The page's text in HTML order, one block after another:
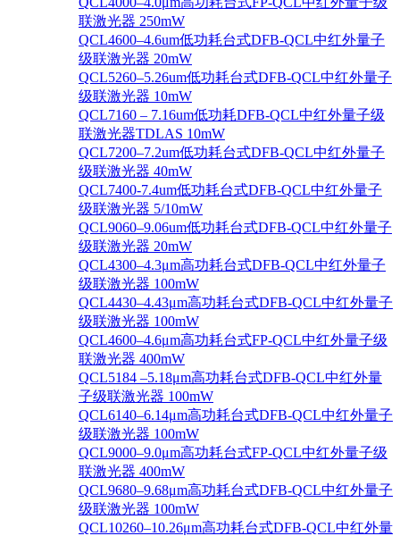
联激光器 250mW
QCL4600–4.6um低功耗台式DFB-QCL中红外量子
级联激光器 20mW
QCL5260–5.26um低功耗台式DFB-QCL中红外量子
级联激光器 10mW
QCL7160 – 7.16um低功耗DFB-QCL中红外量子级
联激光器TDLAS 10mW
QCL7200–7.2um低功耗台式DFB-QCL中红外量子
级联激光器 40mW
QCL7400-7.4um低功耗台式DFB-QCL中红外量子
级联激光器 5/10mW
QCL9060–9.06um低功耗台式DFB-QCL中红外量子
级联激光器 20mW
QCL4300–4.3μm高功耗台式DFB-QCL中红外量子
级联激光器 100mW
QCL4430–4.43μm高功耗台式DFB-QCL中红外量子
级联激光器 100mW
QCL4600–4.6μm高功耗台式FP-QCL中红外量子级
联激光器 400mW
QCL5184 –5.18μm高功耗台式DFB-QCL中红外量
子级联激光器 100mW
QCL6140–6.14μm高功耗台式DFB-QCL中红外量子
级联激光器 100mW
QCL9000–9.0μm高功耗台式FP-QCL中红外量子级
联激光器 400mW
QCL9680–9.68μm高功耗台式DFB-QCL中红外量子
级联激光器 100mW
QCL10260–10.26μm高功耗台式DFB-QCL中红外量